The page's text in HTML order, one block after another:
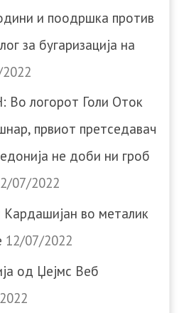
и поодршка против
за бугаризација на
логорот Голи Оток
првиот претседавач
не доби ни гроб
07/2022
во металик
12/07/2022
од Џејмс Веб